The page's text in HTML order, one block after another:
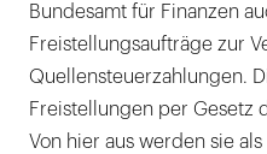
Bundesamt für Finanzen
Freistellungsaufträge zur
Quellensteuerzahlungen.
Freistellungen per Gesetz
Von hier aus werden sie